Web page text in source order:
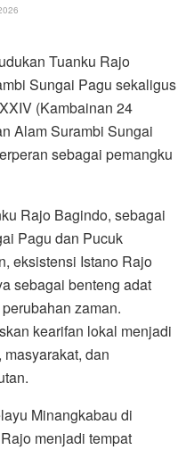
Tuanku Rajo
Sungai Pagu sekaligus
(Kambainan 24
Alam Surambi Sungai
sebagai pemangku
Rajo Bagindo, sebagai
Pagu dan Pucuk
eksistensi Istano Rajo
sebagai benteng adat
zaman.
kearifan lokal menjadi
dan
Minangkabau di
menjadi tempat